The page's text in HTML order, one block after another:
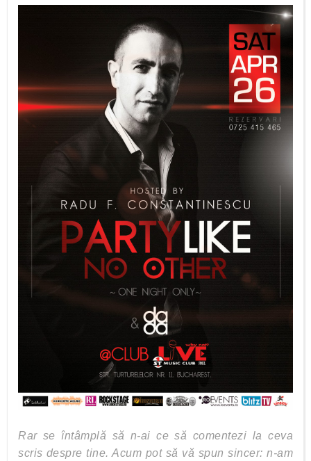
Rar se întâmplă să n-ai ce să comentezi la ceva
scris despre tine. Acum pot să vă spun sincer: n-am